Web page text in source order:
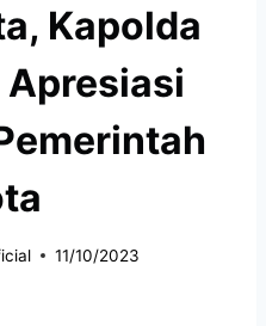
Kapolda
11/10/2023